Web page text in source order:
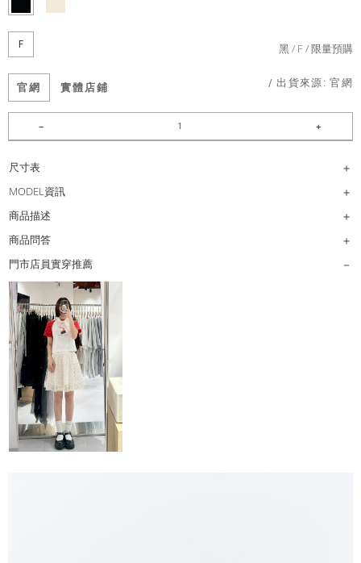
F 黑 F 限量預購
官網 實體店鋪 / 出貨來源:官網
尺寸表
MODEL資訊
商品描述
商品問答
門市店員實穿推薦